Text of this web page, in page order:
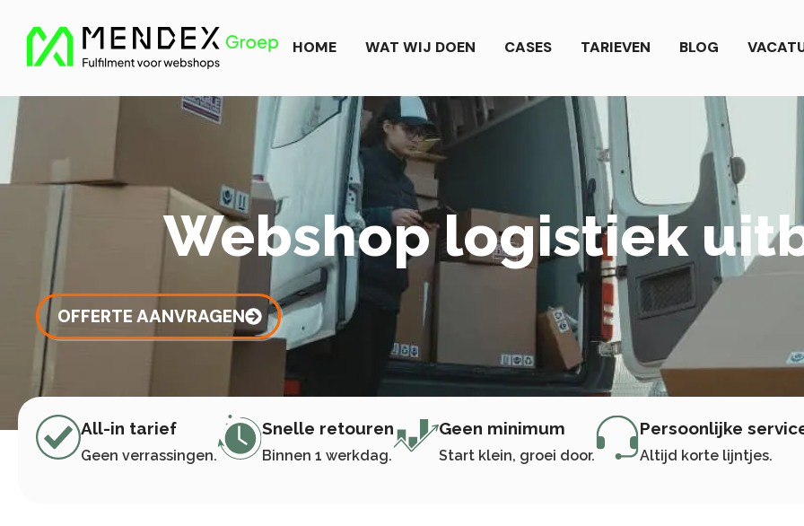
HOME WAT WIJ DOEN CASES TARIEVEN BLOG
Webshop logistiek
OFFERTE AANVRAGEN
All-in tarief
Geen verrassingen.
Snelle retouren
Binnen 1 werkdag.
Geen minimum
Start klein, groei door.
Persoonlijke
Altijd korte lijntjes.